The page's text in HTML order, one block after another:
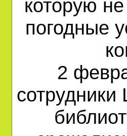
которую
погодные
2